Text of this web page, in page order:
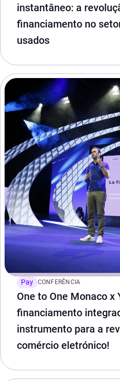
instantâneo: a
financiamento no
usados
Pay CONFERÊNCIA
One to One Monaco x
financiamento
instrumento para a
comércio eletrónico!